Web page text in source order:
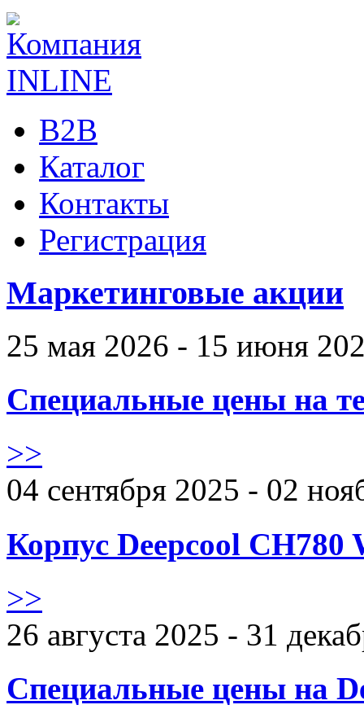
B2B
Каталог
Контакты
Регистрация
Маркетинговые акции
25 мая 2026 - 15 июня
Специальные цены на
>>
04 сентября 2025 - 02
Корпус Deepcool CH780
>>
26 августа 2025 - 31
Специальные цены на